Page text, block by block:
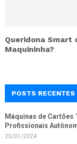
Queridona Smart
Maquininha?
POSTS RECENTES
Máquinas de Cartões
Profissionais
20/01/2024